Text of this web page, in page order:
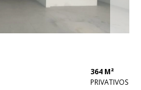
364 M²
PRIVATIVOS